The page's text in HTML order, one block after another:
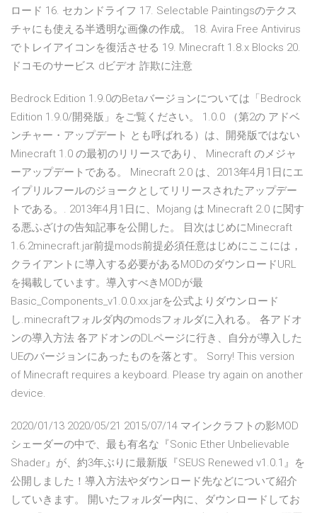
ロード 16. セカンドライフ 17. Selectable Paintingsのテクス
チャにも使える半透明な画像の作成。 18. Avira Free Antivirus
でトレイアイコンを復活させる 19. Minecraft 1.8.x Blocks 20.
ドコモのサービス dビデオ 詐欺に注意
Bedrock Edition 1.9.0のBetaバージョンについては「Bedrock
Edition 1.9.0/開発版」をご覧ください。 1.0.0 （第2の アドベ
ンチャー・アップデート とも呼ばれる）は、開発版ではない
Minecraft 1.0 の最初のリリースであり、 Minecraft のメジャ
ーアップデートである。 Minecraft 2.0 は、2013年4月1日にエ
イプリルフールのジョークとしてリリースされたアップデー
トである。. 2013年4月1日に、Mojang は Minecraft 2.0 に関す
る悪ふざけの告知記事を公開した。 目次はじめにMinecraft
1.6.2minecraft.jar前提mods前提必須任意はじめにここには，
クライアントに導入する必要があるMODのダウンロードURL
を掲載しています。導入すべきMODが最
Basic_Components_v1.0.0.xx.jarを公式よりダウンロード
し.minecraftフォルダ内のmodsフォルダに入れる。 各アドオ
ンの導入方法 各アドオンのDLページに行き、自分が導入した
UEのバージョンにあったものを落とす。 Sorry! This version
of Minecraft requires a keyboard. Please try again on another
device.
2020/01/13 2020/05/21 2015/07/14 マインクラフトの影MOD
シェーダーの中で、最も有名な『Sonic Ether Unbelievable
Shader』が、約3年ぶりに最新版『SEUS Renewed v1.0.1』を
公開しました！導入方法やダウンロード先などについて紹介
していきます。 開いたフォルダー内に、ダウンロードしてお